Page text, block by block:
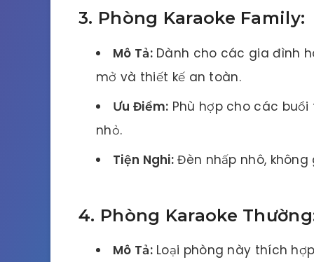
3. Phòng Karaoke Family:
Mô Tả:Dành cho các gia đình
mở và thiết kế an toàn.
Ưu Điểm: Phù hợp cho các
nhỏ.
Tiện Nghi: Đèn nhấp nhô,
4. Phòng Karaoke
Mô Tả:Loại phòng này thích